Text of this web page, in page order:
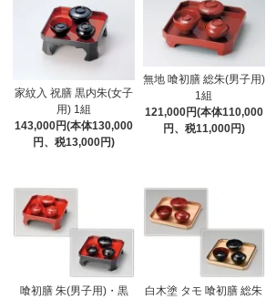
家紋入 祝膳 黒内朱(女子
用) 1組
143,000円(本体130,000
円、税13,000円)
無地 喰初膳 総朱(男子用)
1組
121,000円(本体110,000
円、税11,000円)
喰初膳 朱(男子用)・黒
白木塗 タモ 喰初膳 総朱